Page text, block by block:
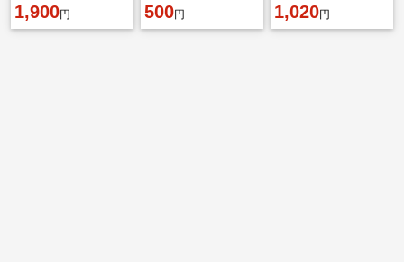
アカウント⭐️
1,900円 500円 1,020円